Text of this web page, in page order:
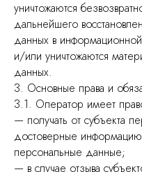
уничтожаются
дальнейшего
данных в
и/или уничтожаются
данных.
3. Основные права и
3.1. Оператор имеет
— получать от субъекта
достоверные
персональные данные;
— в случае отзыва